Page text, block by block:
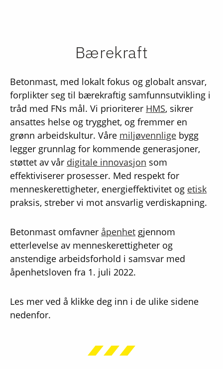
Bærekraft
Betonmast, med lokalt fokus og globalt ansvar,
forplikter seg til bærekraftig samfunnsutvikling i
tråd med FNs mål. Vi prioriterer HMS, sikrer
ansattes helse og trygghet, og fremmer en
grønn arbeidskultur. Våre miljøvennlige bygg
legger grunnlag for kommende generasjoner,
støttet av vår digitale innovasjon som
effektiviserer prosesser. Med respekt for
menneskerettigheter, energieffektivitet og etisk
praksis, streber vi mot ansvarlig verdiskapning.
Betonmast omfavner åpenhet gjennom
etterlevelse av menneskerettigheter og
anstendige arbeidsforhold i samsvar med
åpenhetsloven fra 1. juli 2022.
Les mer ved å klikke deg inn i de ulike sidene
nedenfor.